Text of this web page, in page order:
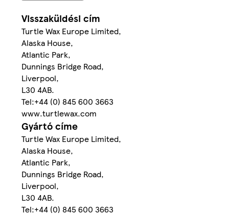
Visszaküldési cím
Turtle Wax Europe Limited,
Alaska House,
Atlantic Park,
Dunnings Bridge Road,
Liverpool,
L30 4AB.
Tel:+44 (0) 845 600 3663
www.turtlewax.com
Gyártó címe
Turtle Wax Europe Limited,
Alaska House,
Atlantic Park,
Dunnings Bridge Road,
Liverpool,
L30 4AB.
Tel:+44 (0) 845 600 3663